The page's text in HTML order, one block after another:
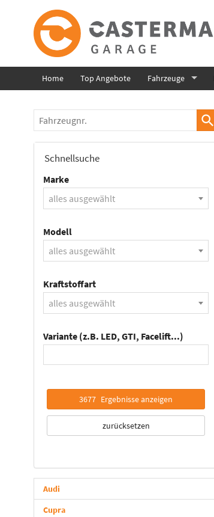
Home Top Angebote Fahrzeuge
Fahrzeugnr.
Schnellsuche
Marke
alles ausgewählt
Modell
alles ausgewählt
Kraftstoffart
alles ausgewählt
Variante (z.B. LED, GTI, Facelift...)
3677 Ergebnisse anzeigen
zurücksetzen
Audi
Cupra